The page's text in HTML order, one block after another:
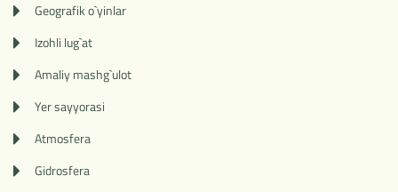
Geografik o`yinlar
Izohli lug`at
Amaliy mashg`ulot
Yer sayyorasi
Atmosfera
Gidrosfera